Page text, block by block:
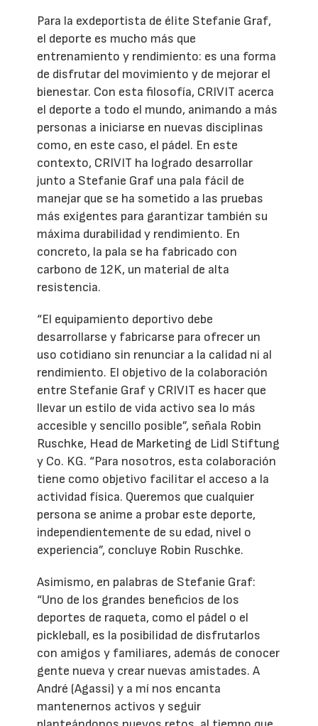
Para la exdeportista de élite Stefanie Graf,
el deporte es mucho más que
entrenamiento y rendimiento: es una forma
de disfrutar del movimiento y de mejorar el
bienestar. Con esta filosofía, CRIVIT acerca
el deporte a todo el mundo, animando a más
personas a iniciarse en nuevas disciplinas
como, en este caso, el pádel. En este
contexto, CRIVIT ha logrado desarrollar
junto a Stefanie Graf una pala fácil de
manejar que se ha sometido a las pruebas
más exigentes para garantizar también su
máxima durabilidad y rendimiento. En
concreto, la pala se ha fabricado con
carbono de 12K, un material de alta
resistencia.
“El equipamiento deportivo debe
desarrollarse y fabricarse para ofrecer un
uso cotidiano sin renunciar a la calidad ni al
rendimiento. El objetivo de la colaboración
entre Stefanie Graf y CRIVIT es hacer que
llevar un estilo de vida activo sea lo más
accesible y sencillo posible”, señala Robin
Ruschke, Head de Marketing de Lidl Stiftung
y Co. KG. “Para nosotros, esta colaboración
tiene como objetivo facilitar el acceso a la
actividad física. Queremos que cualquier
persona se anime a probar este deporte,
independientemente de su edad, nivel o
experiencia”, concluye Robin Ruschke.
Asimismo, en palabras de Stefanie Graf:
“Uno de los grandes beneficios de los
deportes de raqueta, como el pádel o el
pickleball, es la posibilidad de disfrutarlos
con amigos y familiares, además de conocer
gente nueva y crear nuevas amistades. A
André (Agassi) y a mí nos encanta
mantenernos activos y seguir